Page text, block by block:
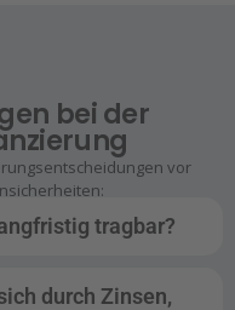
bei der
vor
tragbar?
durch Zinsen,